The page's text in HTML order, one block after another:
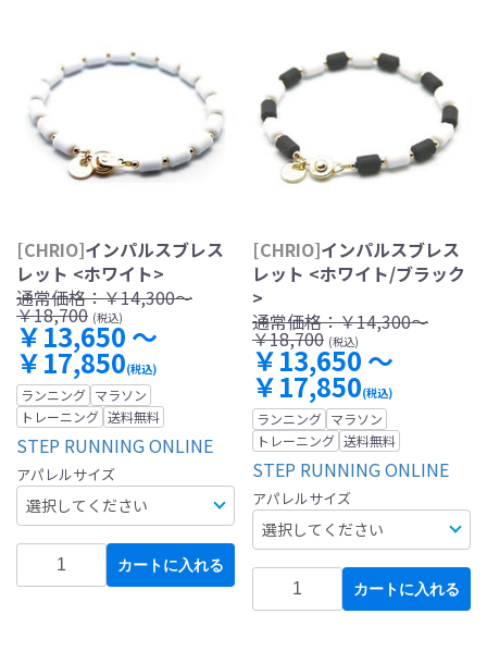
[CHRIO]インパルスブレス
レット <ホワイト>
通常価格：￥14,300～
￥18,700 (税込)
￥13,650 ～
￥17,850(税込)
ランニング マラソン
トレーニング 送料無料
STEP RUNNING ONLINE
アパレルサイズ
カートに入れる
[CHRIO]インパルスブレス
レット <ホワイト/ブラック
>
通常価格：￥14,300～
￥18,700 (税込)
￥13,650 ～
￥17,850(税込)
ランニング マラソン
トレーニング 送料無料
STEP RUNNING ONLINE
アパレルサイズ
カートに入れる